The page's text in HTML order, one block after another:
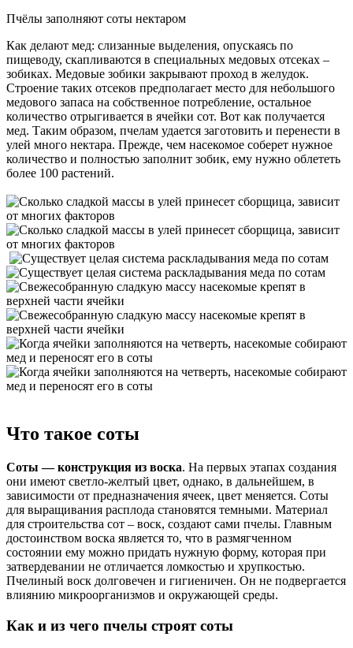
Пчёлы заполняют соты нектаром
Как делают мед: слизанные выделения, опускаясь по
пищеводу, скапливаются в специальных медовых отсеках –
зобиках. Медовые зобики закрывают проход в желудок.
Строение таких отсеков предполагает место для небольшого
медового запаса на собственное потребление, остальное
количество отрыгивается в ячейки сот. Вот как получается
мед. Таким образом, пчелам удается заготовить и перенести в
улей много нектара. Прежде, чем насекомое соберет нужное
количество и полностью заполнит зобик, ему нужно облететь
более 100 растений.
Что такое соты
Соты — конструкция из воска. На первых этапах создания
они имеют светло-желтый цвет, однако, в дальнейшем, в
зависимости от предназначения ячеек, цвет меняется. Соты
для выращивания расплода становятся темными. Материал
для строительства сот – воск, создают сами пчелы. Главным
достоинством воска является то, что в размягченном
состоянии ему можно придать нужную форму, которая при
затвердевании не отличается ломкостью и хрупкостью.
Пчелиный воск долговечен и гигиеничен. Он не подвергается
влиянию микроорганизмов и окружающей среды.
Как и из чего пчелы строят соты